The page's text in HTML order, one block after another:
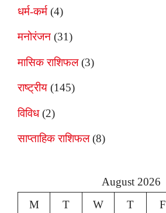
धर्म-कर्म (4)
मनोरंजन (31)
मासिक राशिफल(3)
राष्ट्रीय (145)
विविध(2)
साप्ताहिक राशिफल(8)
August 2026
M
T W T F